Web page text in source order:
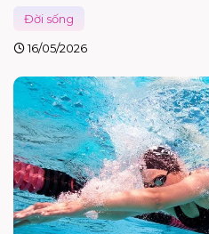
Đời sống
16/05/2026